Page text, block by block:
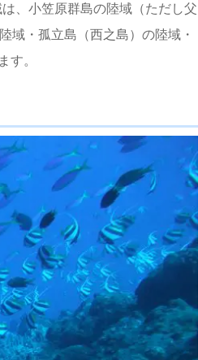
、小笠原群島の陸域（ただし父
域・孤立島（西之島）の陸域・
す。